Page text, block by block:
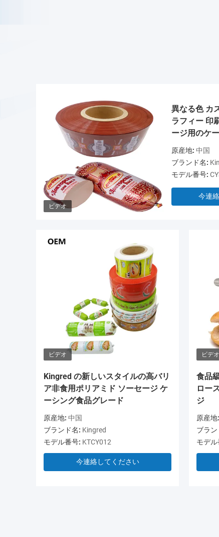
ビデオ
異なる色 カ
ラフィー 印
ージ用のケ
原産地: 中国
ブランド名:
モデル番号:
今連
ビデオ
Kingred の新しいスタイルの高バリ
ア非食用ポリアミド ソーセージ ケ
ーシング食品グレード
原産地: 中国
ブランド名: Kingred
モデル番号: KTCY012
今連絡してください
ビデオ
食品
ロー
ジ
原産地:
ブラン
モデル